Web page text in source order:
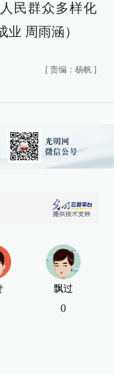
民群众多样化
周雨涵）
[ 责编：杨帆 ]
飘过
0